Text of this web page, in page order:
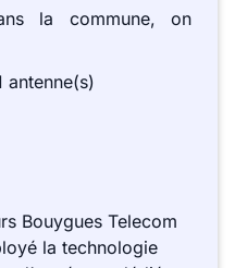
la commune, on
antenne(s)
Bouygues Telecom
la technologie